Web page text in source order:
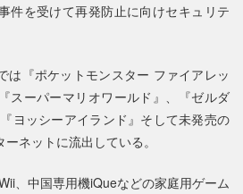
件を受けて再発防止に向けセキュリテ
は『ポケットモンスター ファイアレッ
スーパーマリオワールド』、『ゼルダ
ヨッシーアイランド』そして未発売の
ネットに流出している。
、中国専用機iQueなどの家庭用ゲーム